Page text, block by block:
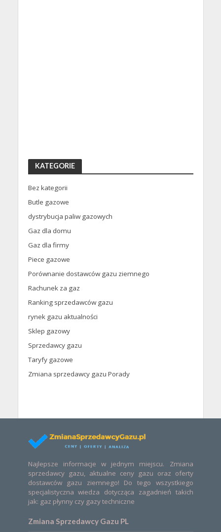
KATEGORIE
Bez kategorii
Butle gazowe
dystrybucja paliw gazowych
Gaz dla domu
Gaz dla firmy
Piece gazowe
Porównanie dostawców gazu ziemnego
Rachunek za gaz
Ranking sprzedawców gazu
rynek gazu aktualności
Sklep gazowy
Sprzedawcy gazu
Taryfy gazowe
Zmiana sprzedawcy gazu Porady
Najlepsze informacje w jednym miejscu. Zmiana
sprzedawcy gazu, aktualne ceny gazu oraz oferty
dostawców gazu ziemnego! Do tego wszystkiego
specjalistyczna wiedza dotycząca zagadnień takich
jak: gaz płynny czy gazy techniczne
Zmiana Sprzedawcy Gazu PL